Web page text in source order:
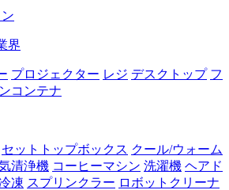
界
プロジェクター レジ デスクトップ フ
コンテナ
セットトップボックス クール/ウォーム
清浄機 コーヒーマシン 洗濯機 ヘアド
凍 スプリンクラー ロボットクリーナ